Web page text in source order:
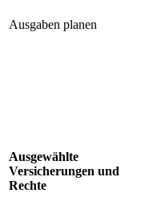
Ausgaben planen
Ausgewählte
Versicherungen und
Rechte